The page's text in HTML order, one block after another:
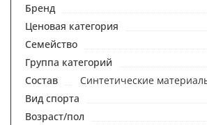
Бренд
Ценовая категория
Семейство
Группа категорий
Состав
Синтетические
Вид спорта
Возраст/пол